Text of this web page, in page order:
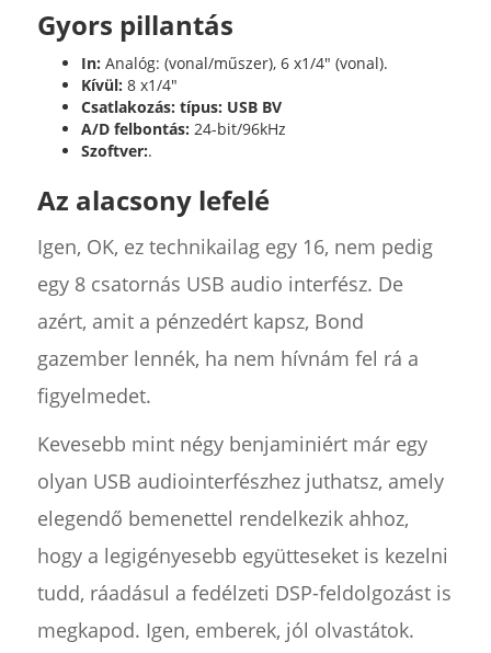
Gyors pillantás
In: Analóg: (vonal/műszer), 6 x1/4" (vonal).
Kívül: 8 x1/4"
Csatlakozás: típus: USB BV
A/D felbontás: 24-bit/96kHz
Szoftver:.
Az alacsony lefelé
Igen, OK, ez technikailag egy 16, nem pedig
egy 8 csatornás USB audio interfész. De
azért, amit a pénzedért kapsz, Bond
gazember lennék, ha nem hívnám fel rá a
figyelmedet.
Kevesebb mint négy benjaminiért már egy
olyan USB audiointerfészhez juthatsz, amely
elegendő bemenettel rendelkezik ahhoz,
hogy a legigényesebb együtteseket is kezelni
tudd, ráadásul a fedélzeti DSP-feldolgozást is
megkapod. Igen, emberek, jól olvastátok.